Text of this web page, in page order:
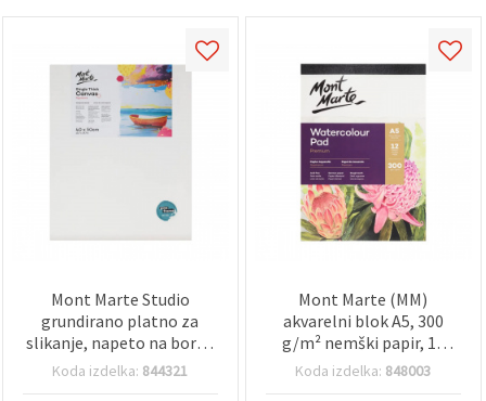
Mont Marte Studio
grundirano platno za
slikanje, napeto na borov
napenjalni okvir S.T., 40x50
Koda izdelka: 844321
Mont Marte (MM)
akvarelni blok A5, 300
g/m² nemški papir, 15
listov — umetniški papir
Koda izdelka: 848003